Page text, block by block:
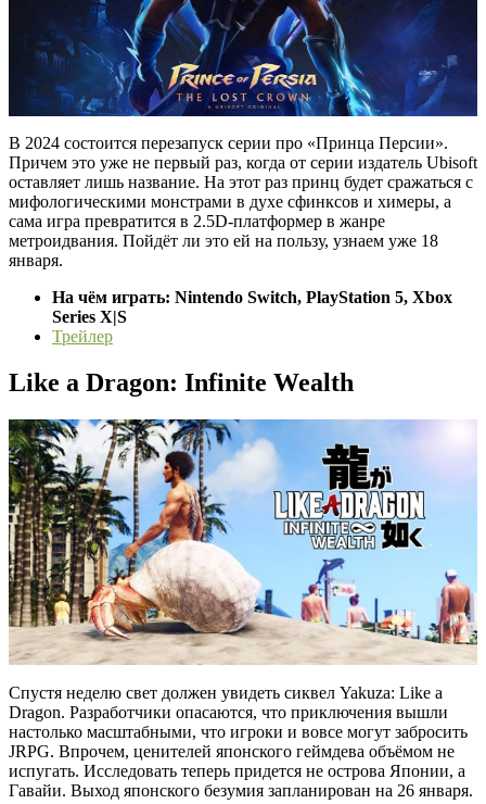
В 2024 состоится перезапуск серии про «Принца Персии».
Причем это уже не первый раз, когда от серии издатель Ubisoft
оставляет лишь название. На этот раз принц будет сражаться с
мифологическими монстрами в духе сфинксов и химеры, а
сама игра превратится в 2.5D-платформер в жанре
метроидвания. Пойдёт ли это ей на пользу, узнаем уже 18
января.
На чём играть: Nintendo Switch, PlayStation 5, Xbox
Series X|S
Трейлер
Like a Dragon: Infinite Wealth
Спустя неделю свет должен увидеть сиквел Yakuza: Like a
Dragon. Разработчики опасаются, что приключения вышли
настолько масштабными, что игроки и вовсе могут забросить
JRPG. Впрочем, ценителей японского геймдева объёмом не
испугать. Исследовать теперь придется не острова Японии, а
Гавайи. Выход японского безумия запланирован на 26 января.